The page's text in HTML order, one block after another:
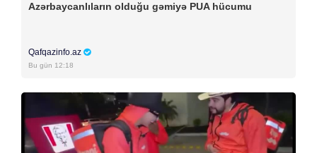
Azərbaycanlıların olduğu gəmiyə PUA hücumu
Qafqazinfo.az
Bu gün 12:18